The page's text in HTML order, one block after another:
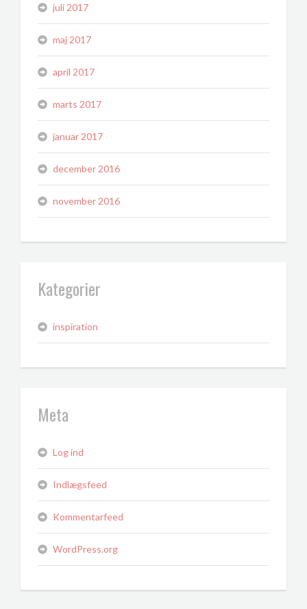
juli 2017
maj 2017
april 2017
marts 2017
januar 2017
december 2016
november 2016
Kategorier
inspiration
Meta
Log ind
Indlægsfeed
Kommentarfeed
WordPress.org